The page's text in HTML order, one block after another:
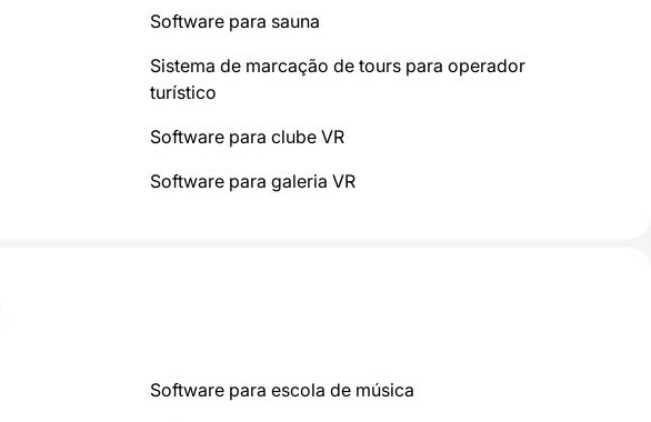
Software para sauna
Sistema de marcação de tours para operador
turístico
Software para clube VR
Software para galeria VR
Software para escola de música